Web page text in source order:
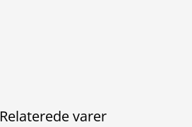
Relaterede varer